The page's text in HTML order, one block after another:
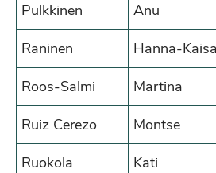
Pulkkinen
Anu
Raninen
Hanna-Kaisa
Roos-Salmi
Martina
Ruiz Cerezo
Montse
Ruokola
Kati